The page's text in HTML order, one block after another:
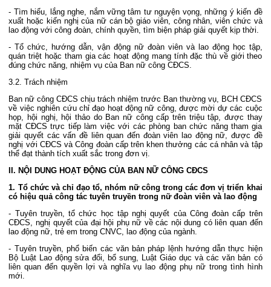
- Tìm hiểu, lắng nghe, nắm vững tâm tư nguyện vọng, những ý kiến đề
xuất hoặc kiến nghị của nữ cán bộ giáo viên, công nhân, viên chức và
lao động với công đoàn, chính quyền, tìm biện pháp giải quyết kịp thời.
- Tổ chức, hướng dẫn, vận động nữ đoàn viên và lao động học tập,
quán triệt hoặc tham gia các hoạt động mang tính đặc thù về giới theo
đúng chức năng, nhiệm vụ của Ban nữ công CĐCS.
3.2. Trách nhiệm
Ban nữ công CĐCS chịu trách nhiệm trước Ban thường vụ, BCH CĐCS
về việc nghiên cứu chỉ đạo hoạt động nữ công, được mời dự các cuộc
họp, hội nghị, hội thảo do Ban nữ công cấp trên triệu tập, được thay
mặt CĐCS trực tiếp làm việc với các phòng ban chức năng tham gia
giải quyết các vấn đề liên quan đến đoàn viên lao động nữ, được đề
nghị với CĐCS và Công đoàn cấp trên khen thưởng các cá nhân và tập
thể đạt thành tích xuất sắc trong đơn vị.
II. NỘI DUNG HOẠT ĐỘNG CỦA BAN NỮ CÔNG CĐCS
1. Tổ chức và chỉ đạo tổ, nhóm nữ công trong các đơn vị triển khai
có hiệu quả công tác tuyên truyền trong nữ đoàn viên và lao động
- Tuyên truyền, tổ chức học tập nghị quyết của Công đoàn cấp trên
CĐCS, nghị quyết của đại hội phụ nữ về các nội dung có liên quan đến
lao động nữ, trẻ em trong CNVC, lao động của ngành.
- Tuyên truyền, phổ biến các văn bản pháp lệnh hướng dẫn thực hiện
Bộ Luật Lao động sửa đổi, bổ sung, Luật Giáo dục và các văn bản có
liên quan đến quyền lợi và nghĩa vụ lao động phụ nữ trong tình hình
mới.